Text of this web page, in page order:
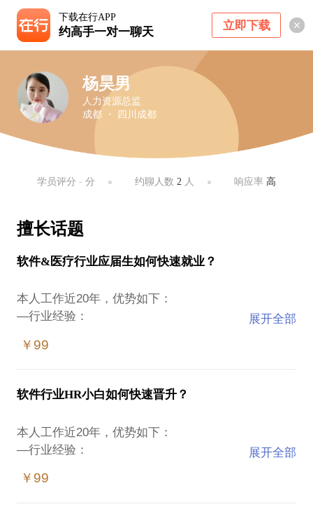
下载在行APP
约高手一对一聊天 立即下载
杨昊男
人力资源总监
成都 ・ 四川成都
学员评分 - 分 约聊人数 2 人 响应率高
擅长话题
软件&医疗行业应届生如何快速就业？
本人工作近20年，优势如下：
—行业经验：
10多年软件行业人力资源行业经验，其中6年上市公
协助丈夫软件公司创业4次。
PDP职业性格测评认证咨询师，10年+近千人解读案
例；
国家人力资源管理师一级。
展开全部
￥99
软件行业HR小白如何快速晋升？
本人工作近20年，优势如下：
—行业经验：
软件行业技术岗位转型人力资源岗位，6年时间从人事
展开全部
￥99